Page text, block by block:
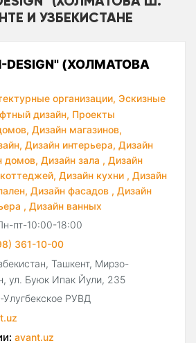
И УЗБЕКИСТАНЕ
DESIGN" (ХОЛМАТОВА
организации, Эскизные
дизайн, Проекты
Дизайн магазинов,
Дизайн интерьера, Дизайн
домов, Дизайн зала , Дизайн
Дизайн кухни , Дизайн
Дизайн фасадов , Дизайн
, Дизайн ванных
пт-10:00-18:00
361-10-00
Ташкент, Мирзо-
ул. Буюк Ипак Йули, 235
Улугбекское РУВД
avant.uz